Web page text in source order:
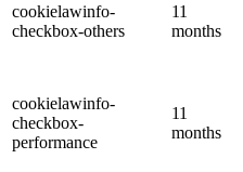
cookielawinfo-
checkbox-others
11
months
cookielawinfo-
checkbox-
performance
11
months